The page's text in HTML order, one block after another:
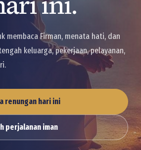
membaca Firman, menata hati, dan
keluarga, pekerjaan, pelayanan,
renungan hari ini
perjalanan iman